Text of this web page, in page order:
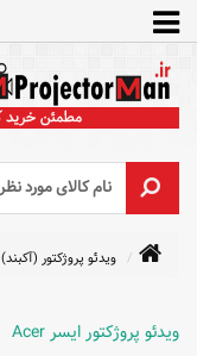
ویدئو پروژکتور (آکبند)
ویدئو پروژکتور ایسر Acer